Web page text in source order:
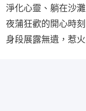
淨化心靈、躺在沙
夜蒲狂歡的開心時
身段展露無遺，惹